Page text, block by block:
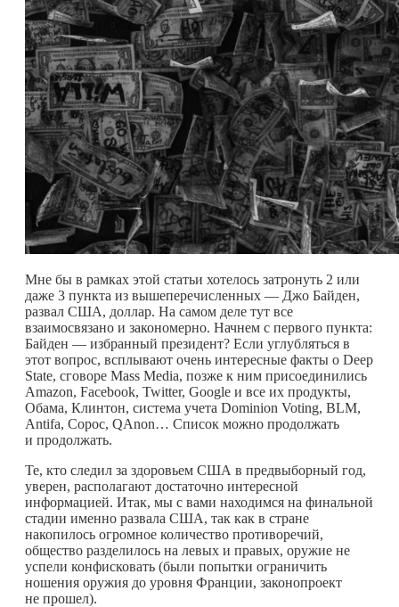
Мне бы в рамках этой статьи хотелось затронуть 2 или
даже 3 пункта из вышеперечисленных — Джо Байден,
развал США, доллар. На самом деле тут все
взаимосвязано и закономерно. Начнем с первого пункта:
Байден — избранный президент? Если углубляться в
этот вопрос, всплывают очень интересные факты о Deep
State, сговоре Mass Media, позже к ним присоединились
Amazon, Facebook, Twitter, Google и все их продукты,
Обама, Клинтон, система учета Dominion Voting, BLM,
Antifa, Сорос, QAnon… Список можно продолжать
и продолжать.
Те, кто следил за здоровьем США в предвыборный год,
уверен, располагают достаточно интересной
информацией. Итак, мы с вами находимся на финальной
стадии именно развала США, так как в стране
накопилось огромное количество противоречий,
общество разделилось на левых и правых, оружие не
успели конфисковать (были попытки ограничить
ношения оружия до уровня Франции, законопроект
не прошел).